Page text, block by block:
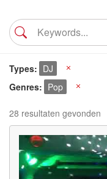
Types DJ
Genres
Pop
28 resultaten gevonden